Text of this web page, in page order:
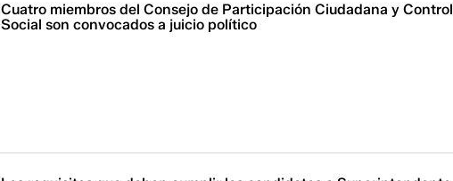
Cuatro miembros del Consejo de Participación Ciudadana y Control
Social son convocados a juicio político